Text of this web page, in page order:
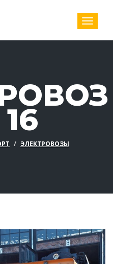
ЭЛЕКТРОВОЗЫ